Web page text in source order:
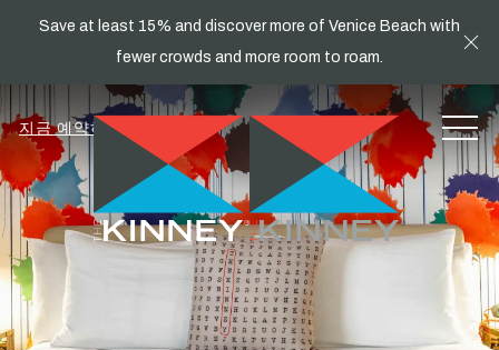
Save at least 15% and discover more of Venice Beach with
fewer crowds and more room to roam.
지금 예약하세요